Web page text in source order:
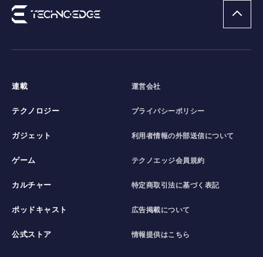
連載
テクノロジー
ガジェット
ゲーム
カルチャー
ポッドキャスト
公式ストア
運営会社
プライバシーポリシー
利用者情報の外部送信について
テクノエッジ会員規約
特定商取引法に基づく表記
広告掲載について
情報提供はこちら